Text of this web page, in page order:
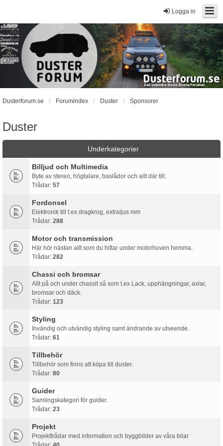
Logga in
Dusterforum.se Forumindex Duster Sponsorer
Duster
Underkategorier
Billjud och Multimedia
Byte av stereo, högtalare, baslådor och allt där till.
Trådar: 57
Fordonsel
Elektronik till t.ex dragkrog, extraljus mm
Trådar: 288
Motor och transmission
Här hör nästan allt som du hittar under motorhuven hemma.
Trådar: 282
Chassi och bromsar
Allt på och under chassit så som t.ex Lack, upphängningar, axlar,
bromsar och däck.
Trådar: 123
Styling
Invändig och utvändig styling samt ändrande av utseende.
Trådar: 61
Tillbehör
Tillbehör som finns att köpa till duster.
Trådar: 80
Guider
Samlingskategori för guider.
Trådar: 23
Projekt
Projekttrådar med information och byggbilder av våra bilar